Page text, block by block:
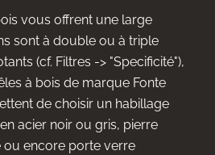
vous offrent une large
sont à double ou à triple
(cf. Filtres -> "Specificité"),
à bois de marque Fonte
de choisir un habillage
acier noir ou gris, pierre
encore porte verre